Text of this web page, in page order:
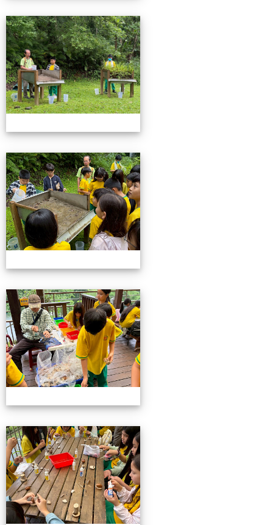
115池南校外教學
115池南校外教學
115池南校外教學
115池南校外教學